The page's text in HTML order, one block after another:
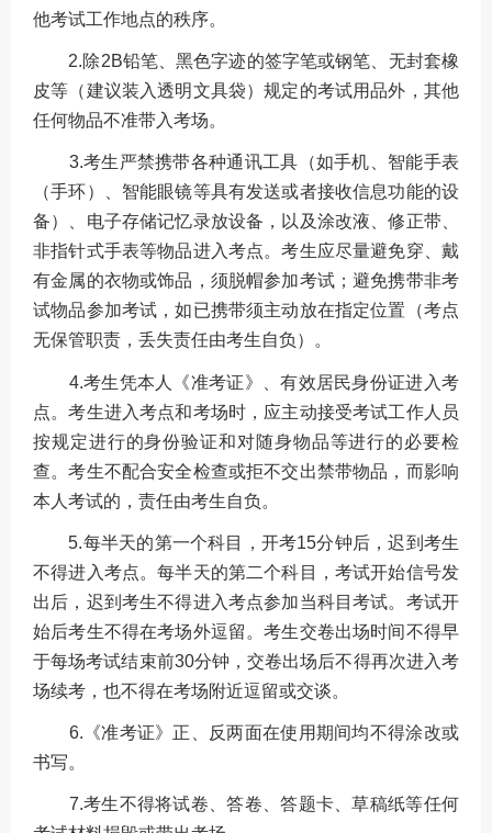
他考试工作地点的秩序。
2.除2B铅笔、黑色字迹的签字笔或钢笔、无封套橡
皮等（建议装入透明文具袋）规定的考试用品外，其他
任何物品不准带入考场。
3.考生严禁携带各种通讯工具（如手机、智能手表
（手环）、智能眼镜等具有发送或者接收信息功能的设
备）、电子存储记忆录放设备，以及涂改液、修正带、
非指针式手表等物品进入考点。考生应尽量避免穿、戴
有金属的衣物或饰品，须脱帽参加考试；避免携带非考
试物品参加考试，如已携带须主动放在指定位置（考点
无保管职责，丢失责任由考生自负）。
4.考生凭本人《准考证》、有效居民身份证进入考
点。考生进入考点和考场时，应主动接受考试工作人员
按规定进行的身份验证和对随身物品等进行的必要检
查。考生不配合安全检查或拒不交出禁带物品，而影响
本人考试的，责任由考生自负。
5.每半天的第一个科目，开考15分钟后，迟到考生
不得进入考点。每半天的第二个科目，考试开始信号发
出后，迟到考生不得进入考点参加当科目考试。考试开
始后考生不得在考场外逗留。考生交卷出场时间不得早
于每场考试结束前30分钟，交卷出场后不得再次进入考
场续考，也不得在考场附近逗留或交谈。
6.《准考证》正、反两面在使用期间均不得涂改或
书写。
7.考生不得将试卷、答卷、答题卡、草稿纸等任何